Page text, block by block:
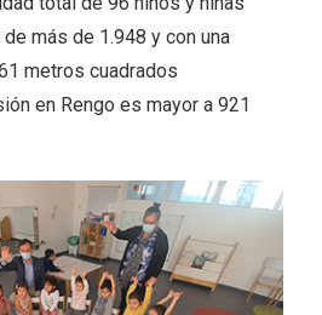
más de 1.948 y con una
metros cuadrados
en Rengo es mayor a 921